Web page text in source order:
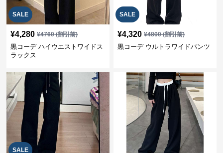
SALE
¥4,280 ¥4760(割引前)
黒コーデ ハイウエストワイドス
ラックス
SALE
¥4,320 ¥4800(割引前)
黒コーデ ウルトラワイドパンツ
SALE